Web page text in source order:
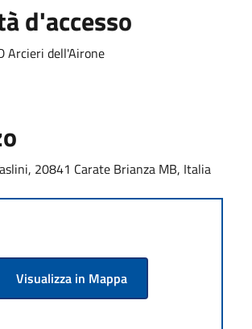
d'accesso
Arcieri dell'Airone
20841 Carate Brianza MB, Italia
Visualizza in Mappa